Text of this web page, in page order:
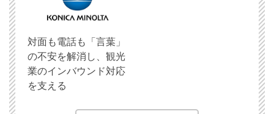
対面も電話も「言葉」
の不安を解消し、観光
業のインバウンド対応
を支える